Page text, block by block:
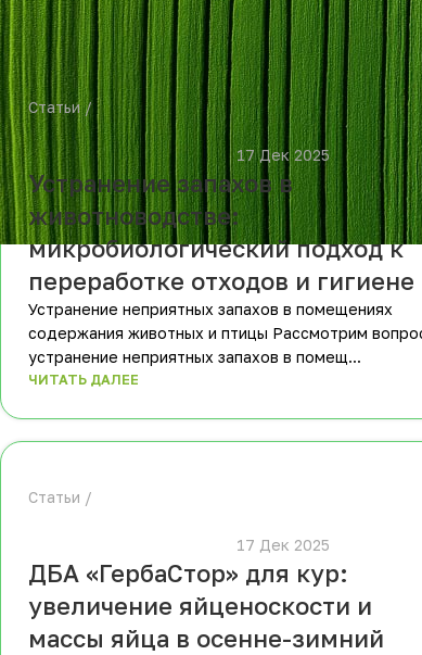
Статьи
17
Устранение запахов в
животноводстве:
микробиологический подход к
переработке отходов и гигиене
Устранение неприятных запахов в помещениях
содержания животных и птицы Рассмотрим
устранение неприятных запахов в помещ...
ЧИТАТЬ ДАЛЕЕ
Статьи
ДБА «ГербаСтор» для кур:
увеличение яйценоскости и
массы яйца в осенне-зимний